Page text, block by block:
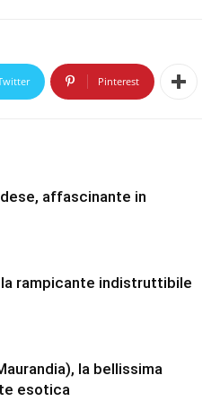
Pinterest
affascinante in
la rampicante indistruttibile
la bellissima
esotica